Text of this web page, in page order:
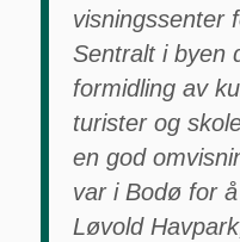
visningssenter
Sentralt i byen
formidling av
turister og
en god
var i Bodø for
Løvold